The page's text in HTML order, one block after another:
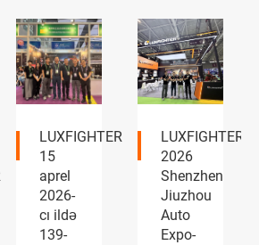
LUXFIGHTER
2026
Shenzhen
Jiuzhou
Auto
Expo-
LUXFIGHTER
LED
faralar
və
duman
əleyhinə